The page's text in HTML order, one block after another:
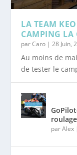
LA TEAM
CAMPING LA
GOPILOTES
DE
QUI FACILITE
GOOGLE
EN FRANCE
MODULE
LA TEAM
CAMPING LA
parCaro |28 Juin,
Au moins de
de tester le
parAlex